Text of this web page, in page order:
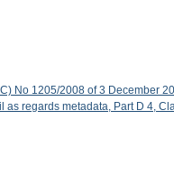
No 1205/2008 of 3 December
as regards metadata, Part D 4,